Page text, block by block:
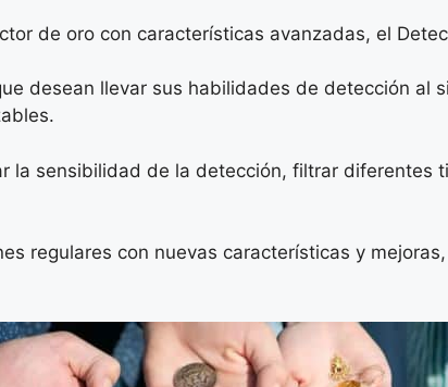
de oro con características avanzadas, el
desean llevar sus habilidades de detección al
la sensibilidad de la detección, filtrar
regulares con nuevas características y